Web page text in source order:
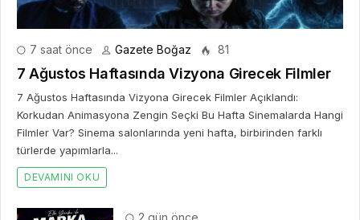
7 saat önce Gazete Boğaz 81
7 Ağustos Haftasında Vizyona Girecek Filmler
7 Ağustos Haftasında Vizyona Girecek Filmler Açıklandı:
Korkudan Animasyona Zengin Seçki Bu Hafta Sinemalarda Hangi
Filmler Var? Sinema salonlarında yeni hafta, birbirinden farklı
türlerde yapımlarla...
DEVAMINI OKU
2 gün önce